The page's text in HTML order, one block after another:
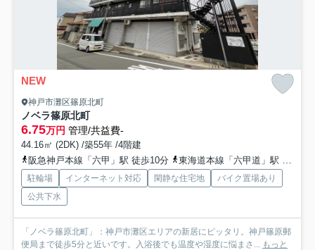
NEW
神戸市灘区篠原北町
ノベラ篠原北町
6.75万円 管理/共益費-
44.16㎡ (2DK) /築55年 /4階建
阪急神戸本線「六甲」駅 徒歩10分
東海道本線「六甲道」駅 徒歩19分
駐輪場 インターネット対応 閑静な住宅地
バイク置場あり
公共下水
「ノベラ篠原北町」：神戸市灘区エリアの新居にピッタリ。神戸篠原郵
便局まで徒歩5分と近いです。入浴後でも温度や湿度に悩まさ... もっと